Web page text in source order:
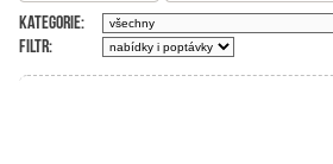
Kategorie:
Filtr: